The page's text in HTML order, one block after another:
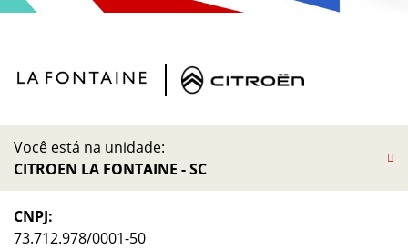
Você está na unidade:
CITROEN LA FONTAINE - SC
CNPJ:
73.712.978/0001-50